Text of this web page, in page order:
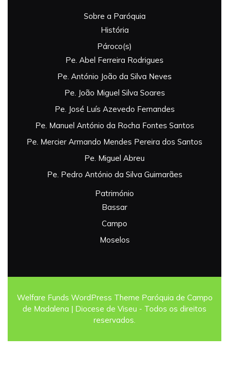
Sobre a Paróquia
História
Pároco(s)
Pe. Abel Ferreira Rodrigues
Pe. António João da Silva Neves
Pe. João Miguel Silva Soares
Pe. José Luís Azevedo Fernandes
Pe. Manuel António da Rocha Fontes Santos
Pe. Mercier Armando Mendes Pereira dos Santos
Pe. Miguel Abreu
Pe. Pedro António da Silva Guimarães
Património
Bassar
Campo
Moselos
Welfare Funds WordPress Theme Paróquia de Campo
de Madalena | Diocese de Viseu - Todos os direitos
reservados.